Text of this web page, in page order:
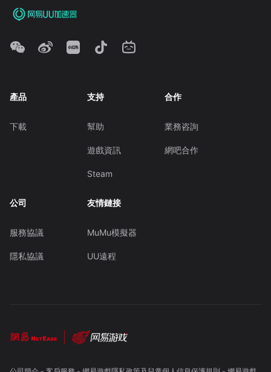
產品
下載
支持
幫助
遊戲資訊
Steam
合作
業務咨詢
網吧合作
公司
服務協議
隱私協議
友情鏈接
MuMu模擬器
UU遠程